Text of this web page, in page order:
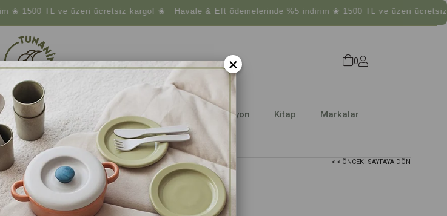
TL ve üzeri ücretsiz kargo! ❀ Havale & Eft ödemelerinde %5 indirim ❀ 1500 TL ve üzeri ücretsiz
0
Doğal Temizlik Doğal Gıdalar Dekorasyon Kitap Markalar
BEBEK ARABASI
< < ÖNCEKI SAYFAYA DÖN
×